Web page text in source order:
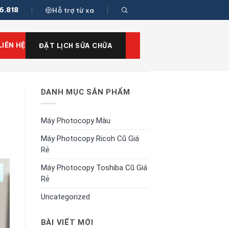
Hỗ trợ từ xa
HỆ ĐẶT LỊCH SỬA CHỮA
DANH MỤC SẢN PHẨM
Máy Photocopy Màu
Máy Photocopy Ricoh Cũ Giá
Rẻ
Máy Photocopy Toshiba Cũ Giá
Rẻ
Uncategorized
BÀI VIẾT MỚI